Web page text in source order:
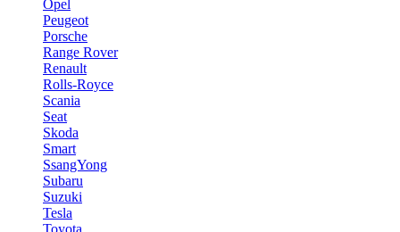
Opel
Peugeot
Porsche
Range Rover
Renault
Rolls-Royce
Scania
Seat
Skoda
Smart
SsangYong
Subaru
Suzuki
Tesla
Toyota